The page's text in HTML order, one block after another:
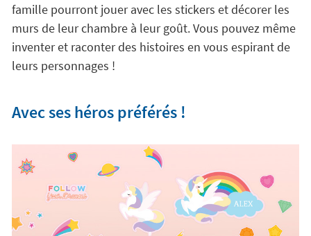
famille pourront jouer avec les stickers et décorer les
murs de leur chambre à leur goût. Vous pouvez même
inventer et raconter des histoires en vous espirant de
leurs personnages !
Avec ses héros préférés !